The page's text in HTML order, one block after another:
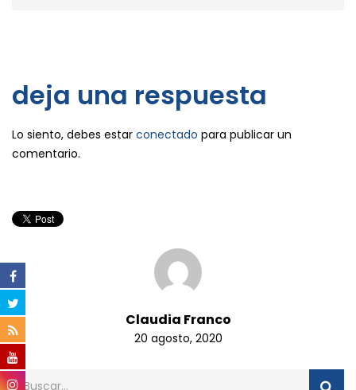
deja una respuesta
Lo siento, debes estar conectado para publicar un
comentario.
Claudia Franco
20 agosto, 2020